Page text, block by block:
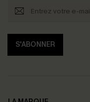
S'ABONNER